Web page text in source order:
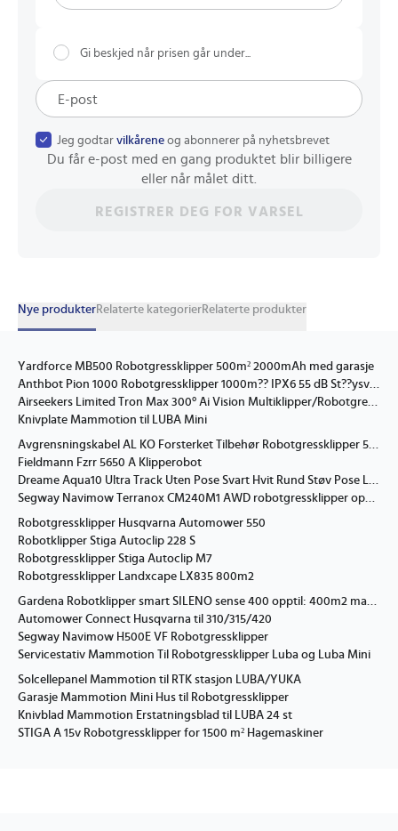
Gi beskjed når prisen går under...
Jeg godtar vilkårene og abonnerer på nyhetsbrevet
Du får e-post med en gang produktet blir billigere
eller når målet ditt.
REGISTRER DEG FOR VARSEL
Nye produkterRelaterte kategorierRelaterte produkter
Yardforce MB500 Robotgressklipper 500m² 2000mAh med garasje
Anthbot Pion 1000 Robotgressklipper 1000m?? IPX6 55 dB St??ysvak
Airseekers Limited Tron Max 300° Ai Vision Multiklipper/Robotgressklipper 3600 M Ai Vision + Nrtk Tron Plus 717690720087
Knivplate Mammotion til LUBA Mini
Avgrensningskabel AL KO Forsterket Tilbehør Robotgressklipper 500 m
Fieldmann Fzrr 5650 A Klipperobot
Dreame Aqua10 Ultra Track Uten Pose Svart Hvit Rund Støv Pose Lade 3,2 L
Segway Navimow Terranox CM240M1 AWD robotgressklipper opptil 24000 m2
Robotgressklipper Husqvarna Automower 550
Robotklipper Stiga Autoclip 228 S
Robotgressklipper Stiga Autoclip M7
Robotgressklipper Landxcape LX835 800m2
Gardena Robotklipper smart SILENO sense 400 opptil: 400m2 maks stignin 25%
Automower Connect Husqvarna til 310/315/420
Segway Navimow H500E VF Robotgressklipper
Servicestativ Mammotion Til Robotgressklipper Luba og Luba Mini
Solcellepanel Mammotion til RTK stasjon LUBA/YUKA
Garasje Mammotion Mini Hus til Robotgressklipper
Knivblad Mammotion Erstatningsblad til LUBA 24 st
STIGA A 15v Robotgressklipper for 1500 m² Hagemaskiner